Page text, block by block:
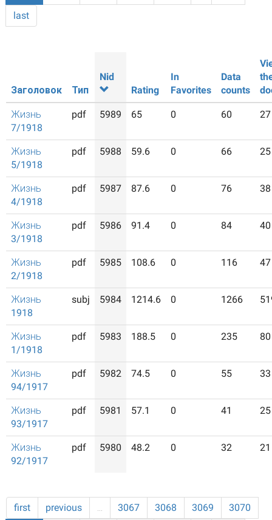
last
Заголовок Тип
Nid
Rating
In
Favorites
Data
counts
Жизнь
7/1918
pdf 5989 65 0 60 27
Жизнь
5/1918
pdf 5988 59.6 0 66 25
Жизнь
4/1918
pdf 5987 87.6 0 76 38
Жизнь
3/1918
pdf 5986 91.4 0 84 40
Жизнь
2/1918
pdf 5985 108.6 0 116 47
Жизнь
1918
subj 5984 1214.6 0 1266
Жизнь
1/1918
pdf 5983 188.5 0 235 80
Жизнь
94/1917
pdf 5982 74.5 0 55 33
Жизнь
93/1917
pdf 5981 57.1 0 41 25
Жизнь
92/1917
pdf 5980 48.2 0 32 21
first previous … 3067 3068 3069 3070